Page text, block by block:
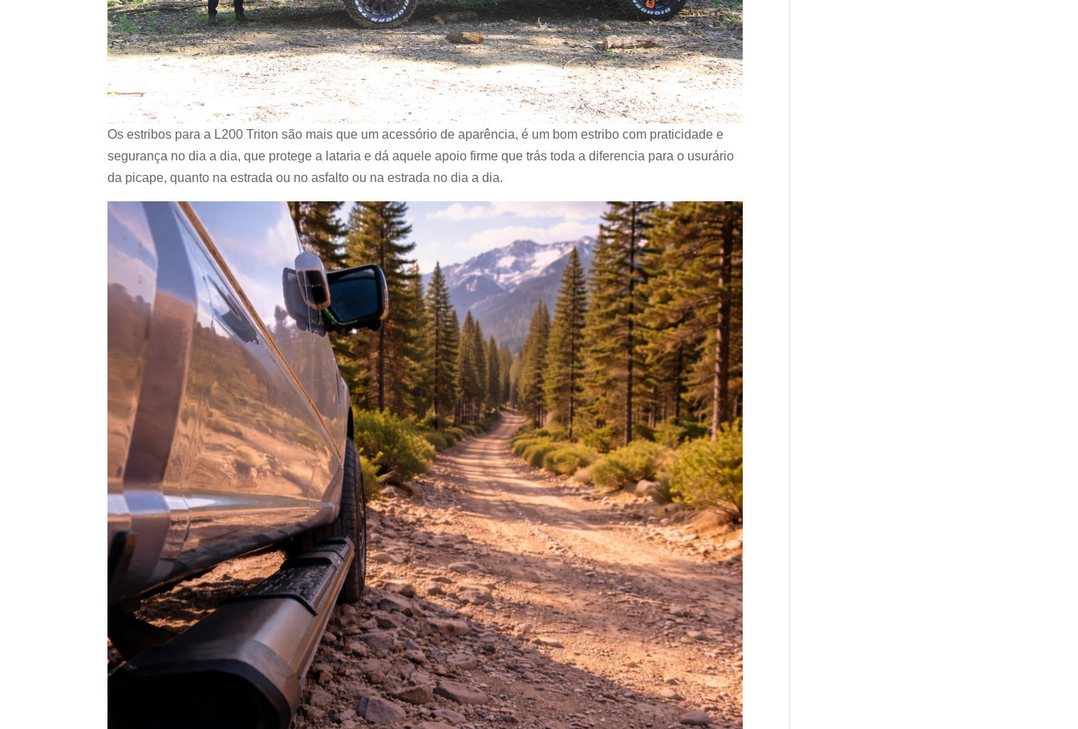
Os estribos para a L200 Triton são mais que um acessório de aparência, é um bom estribo com praticidade e
segurança no dia a dia, que protege a lataria e dá aquele apoio firme que trás toda a diferencia para o usurário
da picape, quanto na estrada ou no asfalto ou na estrada no dia a dia.